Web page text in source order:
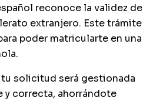
reconoce la validez de
extranjero. Este trámite
poder matricularte en una
tu solicitud será gestionada
y correcta, ahorrándote